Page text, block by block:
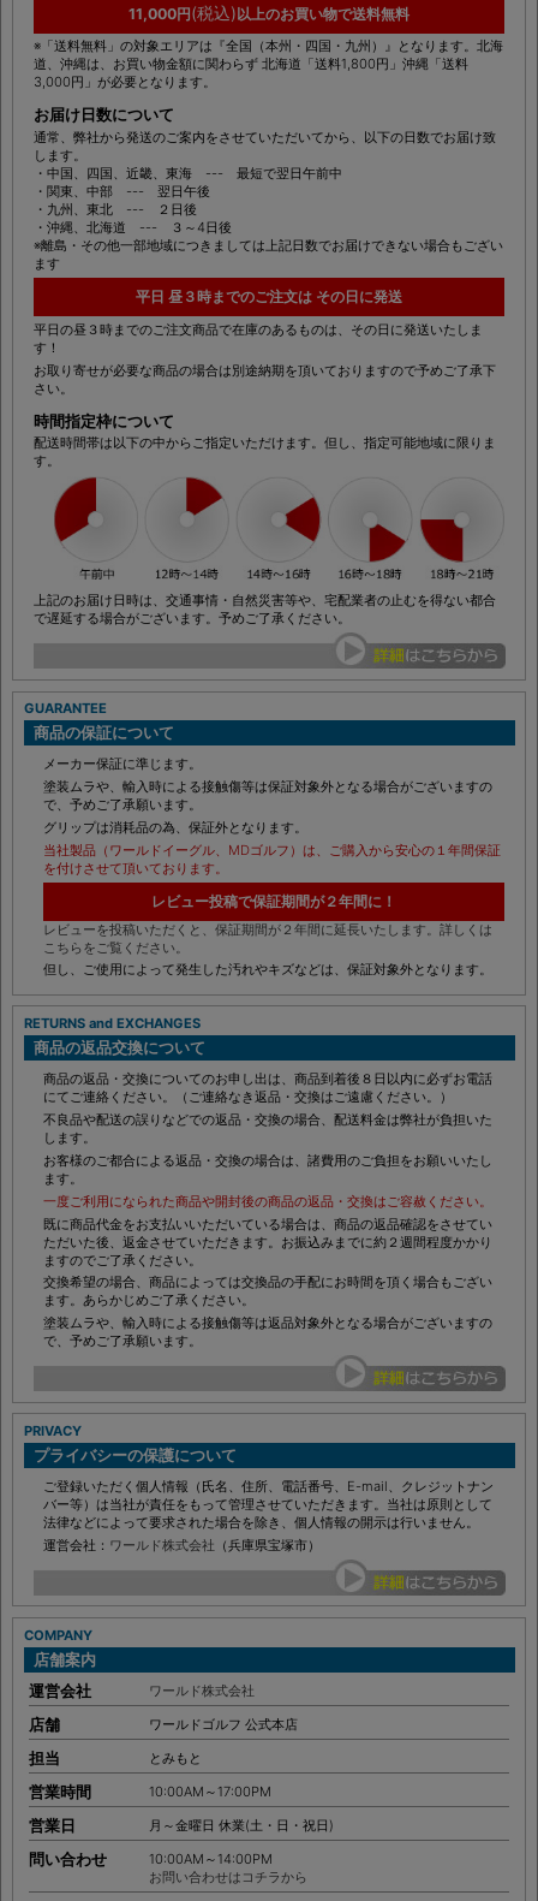
11,000円(税込)以上のお買い物で送料無料
※「送料無料」の対象エリアは『全国（本州・四国・九州）』となります。北海
道、沖縄は、お買い物金額に関わらず 北海道「送料1,800円」沖縄「送料
3,000円」が必要となります。
お届け日数について
通常、弊社から発送のご案内をさせていただいてから、以下の日数でお届け致
します。
・中国、四国、近畿、東海 --- 最短で翌日午前中
・関東、中部 --- 翌日午後
・九州、東北 --- ２日後
・沖縄、北海道 --- ３～4日後
※離島・その他一部地域につきましては上記日数でお届けできない場合もござい
ます
平日 昼３時までのご注文は その日に発送
平日の昼３時までのご注文商品で在庫のあるものは、その日に発送いたしま
す！
お取り寄せが必要な商品の場合は別途納期を頂いておりますので予めご了承下
さい。
時間指定枠について
配送時間帯は以下の中からご指定いただけます。但し、指定可能地域に限りま
す。
上記のお届け日時は、交通事情・自然災害等や、宅配業者の止むを得ない都合
で遅延する場合がございます。予めご了承ください。
GUARANTEE
商品の保証について
メーカー保証に準じます。
塗装ムラや、輸入時による接触傷等は保証対象外となる場合がございますの
で、予めご了承願います。
グリップは消耗品の為、保証外となります。
当社製品（ワールドイーグル、MDゴルフ）は、ご購入から安心の１年間保証
を付けさせて頂いております。
レビュー投稿で保証期間が２年間に！
レビューを投稿いただくと、保証期間が２年間に延長いたします。詳しくは
こちらをご覧ください。
但し、ご使用によって発生した汚れやキズなどは、保証対象外となります。
RETURNS and EXCHANGES
商品の返品交換について
商品の返品・交換についてのお申し出は、商品到着後８日以内に必ずお電話
にてご連絡ください。（ご連絡なき返品・交換はご遠慮ください。）
不良品や配送の誤りなどでの返品・交換の場合、配送料金は弊社が負担いた
します。
お客様のご都合による返品・交換の場合は、諸費用のご負担をお願いいたし
ます。
一度ご利用になられた商品や開封後の商品の返品・交換はご容赦ください。
既に商品代金をお支払いいただいている場合は、商品の返品確認をさせてい
ただいた後、返金させていただきます。お振込みまでに約２週間程度かかり
ますのでご了承ください。
交換希望の場合、商品によっては交換品の手配にお時間を頂く場合もござい
ます。あらかじめご了承ください。
塗装ムラや、輸入時による接触傷等は返品対象外となる場合がございますの
で、予めご了承願います。
PRIVACY
プライバシーの保護について
ご登録いただく個人情報（氏名、住所、電話番号、E-mail、クレジットナン
バー等）は当社が責任をもって管理させていただきます。当社は原則として
法律などによって要求された場合を除き、個人情報の開示は行いません。
運営会社： ワールド株式会社 （兵庫県宝塚市）
COMPANY
店舗案内
運営会社
ワールド株式会社
店舗 ワールドゴルフ 公式本店
担当 とみもと
営業時間 10:00AM～17:00PM
営業日 月～金曜日 休業(土・日・祝日)
問い合わせ
10:00AM～14:00PM
お問い合わせはコチラから